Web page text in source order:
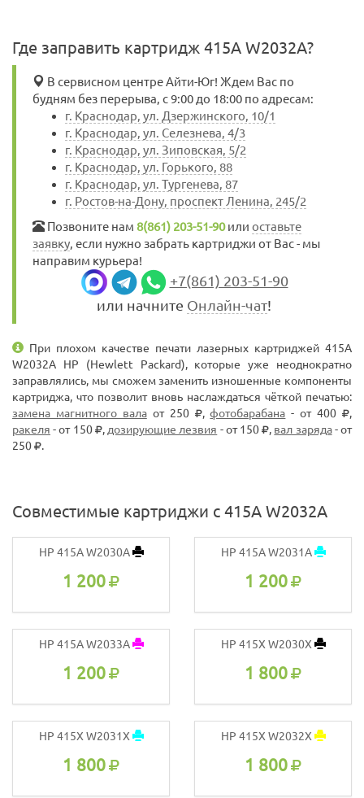
Где заправить картридж 415A W2032A?
В сервисном центре Айти-Юг! Ждем Вас по
будням без перерыва, с 9:00 до 18:00 по адресам:
г. Краснодар, ул. Дзержинского, 10/1
г. Краснодар, ул. Селезнева, 4/3
г. Краснодар, ул. Зиповская, 5/2
г. Краснодар, ул. Горького, 88
г. Краснодар, ул. Тургенева, 87
г. Ростов-на-Дону, проспект Ленина, 245/2
Позвоните нам 8(861) 203-51-90или оставьте
заявку, если нужно забрать картриджи от Вас - мы
направим курьера!
+7(861) 203-51-90
или начните Онлайн-чат!
При плохом качестве печати лазерных картриджей 415A
W2032A HP (Hewlett Packard), которые уже неоднократно
заправлялись, мы сможем заменить изношенные компоненты
картриджа, что позволит вновь наслаждаться чёткой печатью:
замена магнитного валаот 250 ,фотобарабана - от 400
,
ракеля - от 150 ,дозирующие лезвия - от 150 , вал заряда- от
250
.
Совместимые картриджи с 415A W2032A
HP 415A W2030A
1 200
HP 415A W2031A
1 200
HP 415A W2033A
1 200
HP 415X W2030X
1 800
HP 415X W2031X
1 800
HP 415X W2032X
1 800